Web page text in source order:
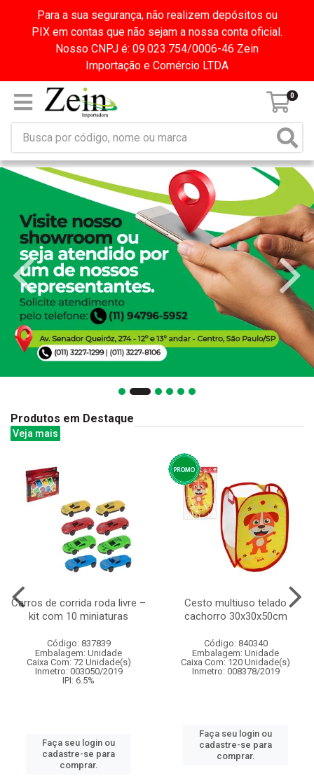
Para a sua segurança, não realizem depósitos ou
PIX em contas que não sejam a nossa conta oficial.
Nosso CNPJ é: 09.023.754/0006-46 Zein
Importação e Comércio LTDA
0
Produtos em Destaque
Veja mais
Carros de corrida roda livre –
kit com 10 miniaturas
Código: 837839
Embalagem: Unidade
Caixa Com: 72 Unidade(s)
Inmetro: 003050/2019
IPI: 6.5%
Faça seu login ou
cadastre-se para
comprar.
Cesto multiuso telado
cachorro 30x30x50cm
Código: 840340
Embalagem: Unidade
Caixa Com: 120 Unidade(s)
Inmetro: 008378/2019
Faça seu login ou
cadastre-se para
comprar.